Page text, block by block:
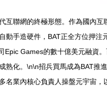
互聯網的終極形態。作為國內
動手造硬件，BAT正全方位押
Games的數十億美元融資
熟化。\n\n招兵買馬成為BAT
名業內核心負責人操盤元宇宙